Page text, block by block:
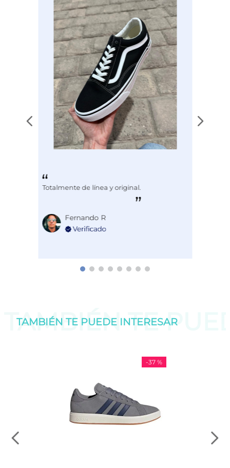
COMBATE
Totalmente de línea y original.
Fernando R
TAMBIÉN TE
TAMBIÉN TE PUEDE INTERESAR
-37 %